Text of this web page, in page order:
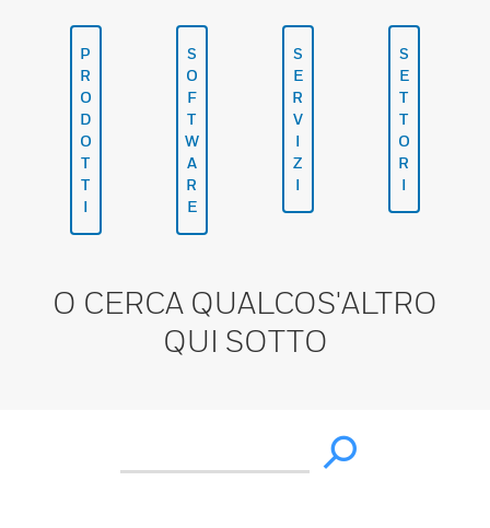
P
R
O
D
O
T
T
I
S
O
F
T
W
A
R
E
S
E
R
V
I
Z
I
S
E
T
T
O
R
I
O CERCA QUALCOS'ALTRO
QUI SOTTO